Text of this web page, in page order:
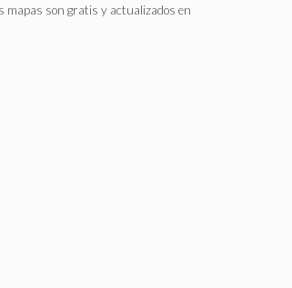
mapas son gratis y actualizados en